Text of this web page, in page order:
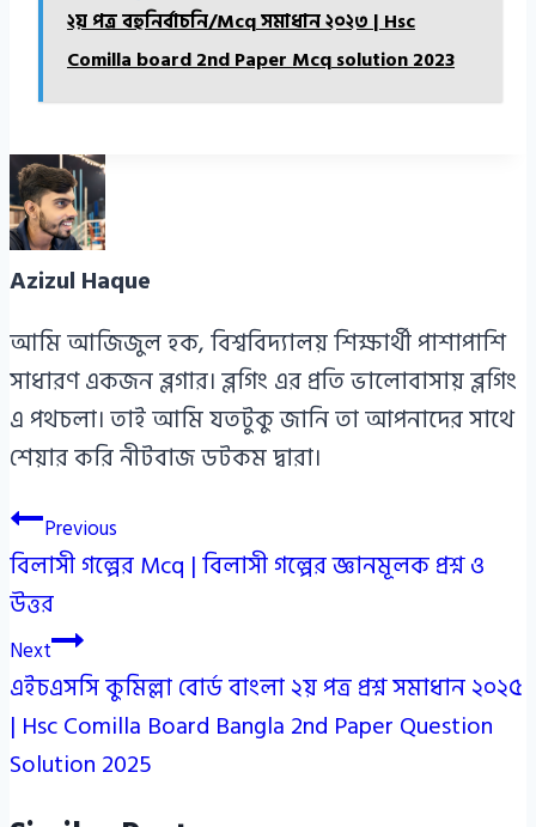
২য় পত্র বহুনির্বাচনি/Mcq সমাধান ২০২৩ | Hsc
Comilla board 2nd Paper Mcq solution 2023
Azizul Haque
আমি আজিজুল হক, বিশ্ববিদ্যালয় শিক্ষার্থী পাশাপাশি
সাধারণ একজন ব্লগার। ব্লগিং এর প্রতি ভালোবাসায় ব্লগিং
এ পথচলা। তাই আমি যতটুকু জানি তা আপনাদের সাথে
শেয়ার করি নীটবাজ ডটকম দ্বারা।
Post
navigation
Previous
বিলাসী গল্পের Mcq | বিলাসী গল্পের জ্ঞানমূলক প্রশ্ন ও
উত্তর
Next
এইচএসসি কুমিল্লা বোর্ড বাংলা ২য় পত্র প্রশ্ন সমাধান ২০২৫
| Hsc Comilla Board Bangla 2nd Paper Question
Solution 2025